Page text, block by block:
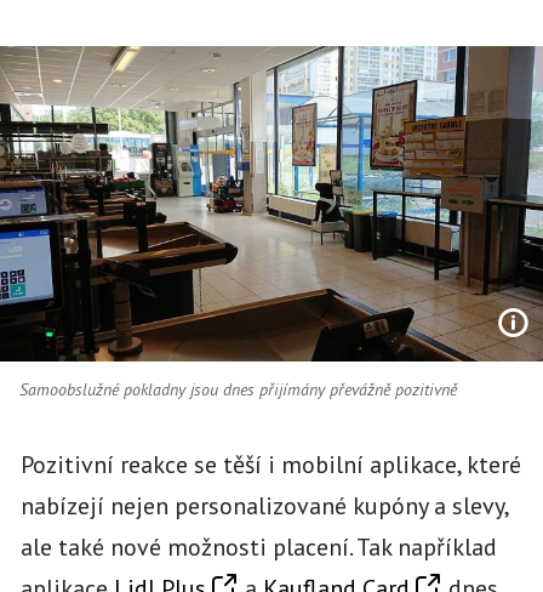
Samoobslužné pokladny jsou dnes přijímány převážně pozitivně
Pozitivní reakce se těší i mobilní aplikace, které
nabízejí nejen personalizované kupóny a slevy,
ale také nové možnosti placení. Tak například